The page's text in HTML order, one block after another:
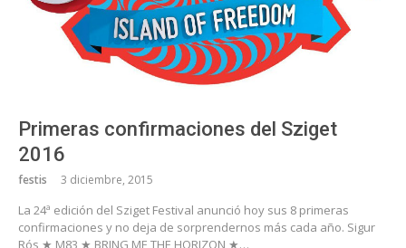
Primeras confirmaciones del Sziget
2016
festis 3 diciembre, 2015
La 24ª edición del Sziget Festival anunció hoy sus 8 primeras
confirmaciones y no deja de sorprendernos más cada año. Sigur
Rós ★ M83 ★ BRING ME THE HORIZON ★…